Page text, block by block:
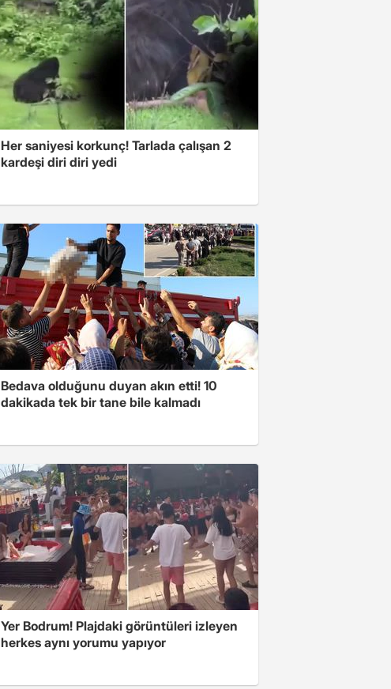
Her saniyesi korkunç! Tarlada çalışan 2
kardeşi diri diri yedi
Bedava olduğunu duyan akın etti! 10
dakikada tek bir tane bile kalmadı
Yer Bodrum! Plajdaki görüntüleri izleyen
herkes aynı yorumu yapıyor